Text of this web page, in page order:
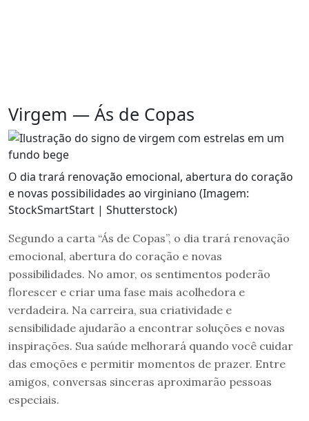
Virgem — Ás de Copas
O dia trará renovação emocional, abertura do coração
e novas possibilidades ao virginiano (Imagem:
StockSmartStart | Shutterstock)
Segundo a carta “Ás de Copas”, o dia trará renovação
emocional, abertura do coração e novas
possibilidades. No amor, os sentimentos poderão
florescer e criar uma fase mais acolhedora e
verdadeira. Na carreira, sua criatividade e
sensibilidade ajudarão a encontrar soluções e novas
inspirações. Sua saúde melhorará quando você cuidar
das emoções e permitir momentos de prazer. Entre
amigos, conversas sinceras aproximarão pessoas
especiais.